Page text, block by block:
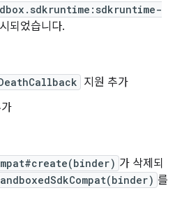
되었습니다.
지원 추가
가 삭제되
를